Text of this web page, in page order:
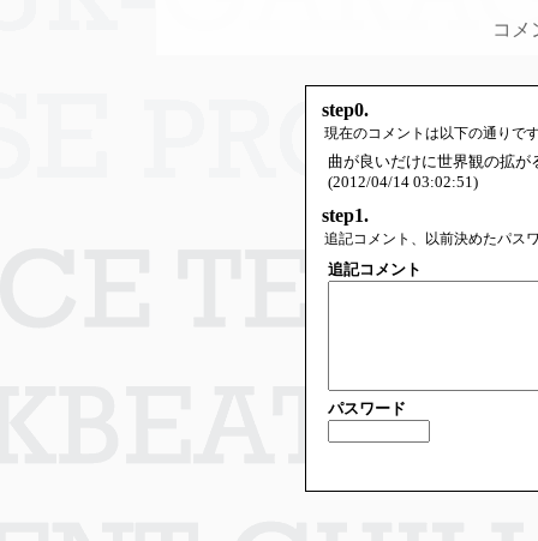
コメ
step0.
現在のコメントは以下の通りで
曲が良いだけに世界観の拡
(2012/04/14 03:02:51)
step1.
追記コメント、以前決めたパス
追記コメント
パスワード